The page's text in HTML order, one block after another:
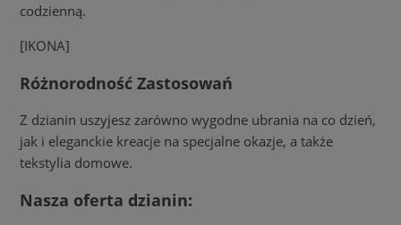
codzienną.
[IKONA]
Różnorodność Zastosowań
Z dzianin uszyjesz zarówno wygodne ubrania na co dzień,
jak i eleganckie kreacje na specjalne okazje, a także
tekstylia domowe.
Nasza oferta dzianin: